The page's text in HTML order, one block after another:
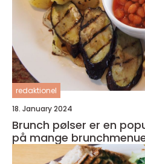
redaktionel
18. January 2024
Brunch pølser er en
på mange